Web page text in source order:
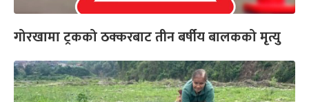
गोरखामा ट्रकको ठक्करबाट तीन बर्षीय बालकको मृत्यु